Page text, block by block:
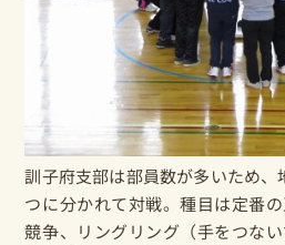
訓子府支部は部員数が多いため
つに分かれて対戦。種目は定番
競争、リングリング（手をつな